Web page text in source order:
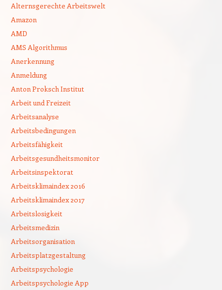
Alternsgerechte Arbeitswelt
Amazon
AMD
AMS Algorithmus
Anerkennung
Anmeldung
Anton Proksch Institut
Arbeit und Freizeit
Arbeitsanalyse
Arbeitsbedingungen
Arbeitsfähigkeit
Arbeitsgesundheitsmonitor
Arbeitsinspektorat
Arbeitsklimaindex 2016
Arbeitsklimaindex 2017
Arbeitslosigkeit
Arbeitsmedizin
Arbeitsorganisation
Arbeitsplatzgestaltung
Arbeitspsychologie
Arbeitspsychologie App